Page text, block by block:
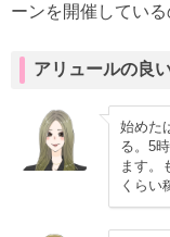
ーンを開催してい
アリュールの良
始めた
る。5
ます。
くらい